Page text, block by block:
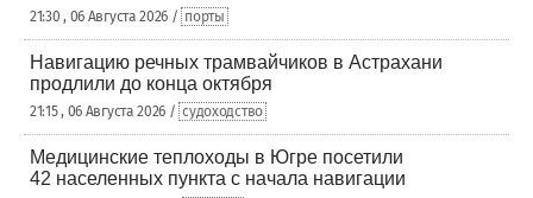
21:30 , 06 Августа 2026 / порты
Навигацию речных трамвайчиков в Астрахани
продлили до конца октября
21:15 , 06 Августа 2026 / судоходство
Медицинские теплоходы в Югре посетили
42 населенных пункта с начала навигации